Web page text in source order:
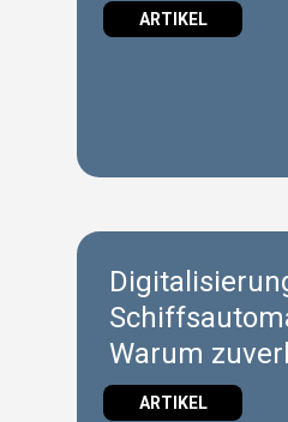
ARTIKEL
Warum
Edge-
ARTIKEL